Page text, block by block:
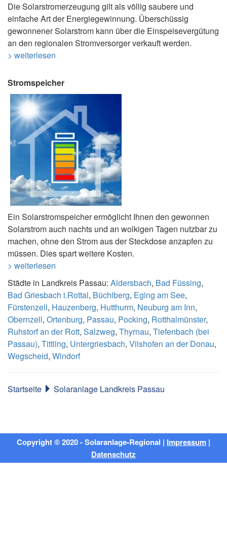
Die Solarstromerzeugung gilt als völlig saubere und
einfache Art der Energiegewinnung. Überschüssig
gewonnener Solarstrom kann über die Einspeisevergütung
an den regionalen Stromversorger verkauft werden.
> weiterlesen
Stromspeicher
Ein Solarstromspeicher ermöglicht Ihnen den gewonnen
Solarstrom auch nachts und an wolkigen Tagen nutzbar zu
machen, ohne den Strom aus der Steckdose anzapfen zu
müssen. Dies spart weitere Kosten.
> weiterlesen
Städte in Landkreis Passau: Aldersbach, Bad Füssing,
Bad Griesbach i.Rottal, Büchlberg, Eging am See,
Fürstenzell, Hauzenberg, Hutthurm, Neuburg am Inn,
Obernzell, Ortenburg, Passau, Pocking, Rotthalmünster,
Ruhstorf an der Rott, Salzweg, Thyrnau, Tiefenbach (bei
Passau), Tittling, Untergriesbach, Vilshofen an der Donau,
Wegscheid, Windorf
Startseite Solaranlage Landkreis Passau
Copyright © 2020 - Solaranlage-Regional | Impressum |
Datenschutz